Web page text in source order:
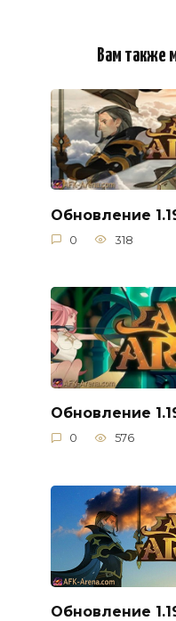
Вам также
Обновление
0 318
Обновление
0 576
Обновление